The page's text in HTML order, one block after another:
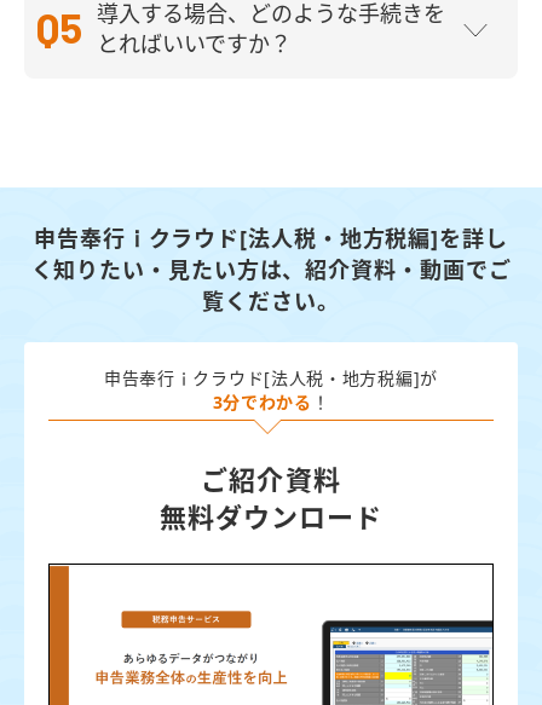
Q5
導入する場合、どのような⼿続きを
とればいいですか？
申告奉行ｉクラウド[法人税・地方税編]を詳し
く知りたい・見たい方は、紹介資料・動画でご
覧ください。
申告奉行ｉクラウド[法人税・地方税編]が
3分でわかる ！
ご紹介資料
無料ダウンロード